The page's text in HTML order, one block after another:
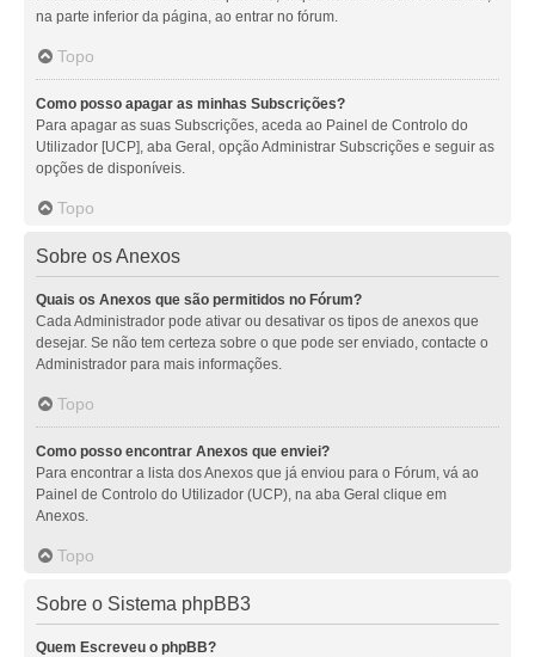
na parte inferior da página, ao entrar no fórum.
Topo
Como posso apagar as minhas Subscrições?
Para apagar as suas Subscrições, aceda ao Painel de Controlo do
Utilizador [UCP], aba Geral, opção Administrar Subscrições e seguir as
opções de disponíveis.
Topo
Sobre os Anexos
Quais os Anexos que são permitidos no Fórum?
Cada Administrador pode ativar ou desativar os tipos de anexos que
desejar. Se não tem certeza sobre o que pode ser enviado, contacte o
Administrador para mais informações.
Topo
Como posso encontrar Anexos que enviei?
Para encontrar a lista dos Anexos que já enviou para o Fórum, vá ao
Painel de Controlo do Utilizador (UCP), na aba Geral clique em
Anexos.
Topo
Sobre o Sistema phpBB3
Quem Escreveu o phpBB?